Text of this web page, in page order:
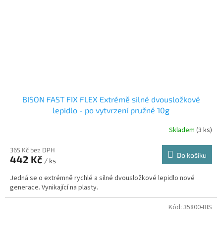
BISON FAST FIX FLEX Extrémě silné dvousložkové
lepidlo - po vytvrzení pružné 10g
Skladem (3 ks)
365 Kč bez DPH
442 Kč / ks
Do košíku
Jedná se o extrémně rychlé a silné dvousložkové lepidlo nové
generace. Vynikající na plasty.
Kód: 35800-BIS